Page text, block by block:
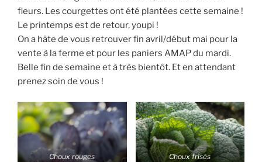
fleurs. Les courgettes ont été plantées cette semaine !
Le printemps est de retour, youpi !
On a hâte de vous retrouver fin avril/début mai pour la
vente à la ferme et pour les paniers AMAP du mardi.
Belle fin de semaine et à très bientôt. Et en attendant
prenez soin de vous !
Choux rouges Choux frisés